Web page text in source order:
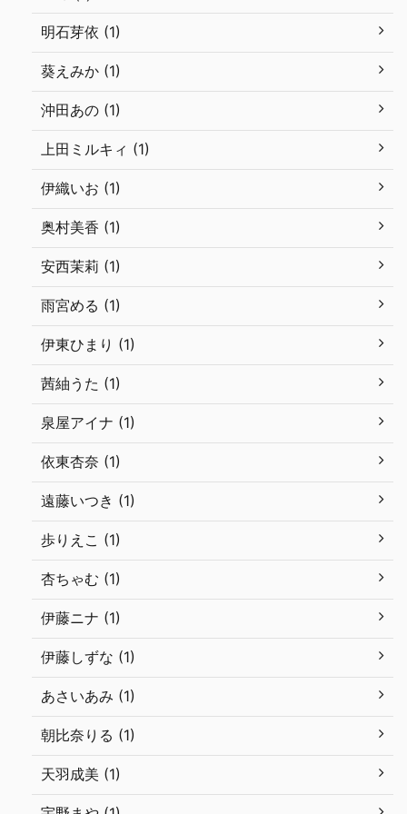
明石芽依 (1)
葵えみか (1)
沖田あの (1)
上田ミルキィ (1)
伊織いお (1)
奥村美香 (1)
安西茉莉 (1)
雨宮める (1)
伊東ひまり (1)
茜紬うた (1)
泉屋アイナ (1)
依東杏奈 (1)
遠藤いつき (1)
歩りえこ (1)
杏ちゃむ (1)
伊藤ニナ (1)
伊藤しずな (1)
あさいあみ (1)
朝比奈りる (1)
天羽成美 (1)